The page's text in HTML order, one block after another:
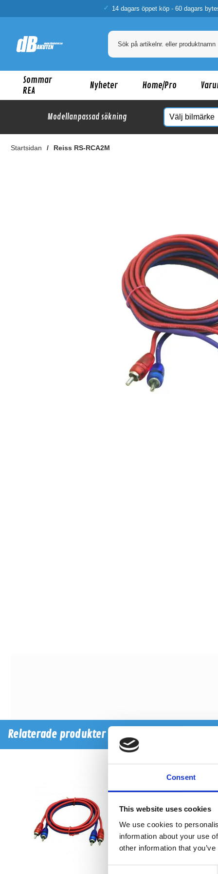
Consent
This website uses cookies
We use cookies to
information about your use
other information that
14 dagars öppet köp - 60 dagars
Sommar
REA
Nyheter Home/Pro
Modellanpassad sökning
Startsidan Reiss RS-RCA2M
Relaterade produkter